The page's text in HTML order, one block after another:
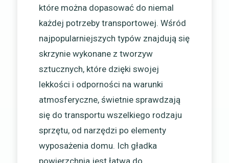
które można dopasować do niemal
każdej potrzeby transportowej. Wśród
najpopularniejszych typów znajdują się
skrzynie wykonane z tworzyw
sztucznych, które dzięki swojej
lekkości i odporności na warunki
atmosferyczne, świetnie sprawdzają
się do transportu wszelkiego rodzaju
sprzętu, od narzędzi po elementy
wyposażenia domu. Ich gładka
powierzchnia jest łatwa do